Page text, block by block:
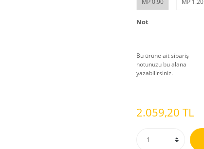
MP 0.90 MP 1.20
Not
Bu ürüne ait sipariş
notunuzu bu alana
yazabilirsiniz.
2.059,20 TL